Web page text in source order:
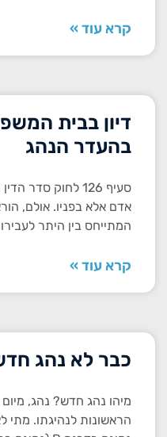
קרא עוד »
דיון בבית
בהעדר הנהג
סעיף 126 לחוק
המתייחס בין היתר
קרא עוד »
כבר לא נהג
מיהו נהג חדש? נהג,
הראשונות לנהיגתו. מתי